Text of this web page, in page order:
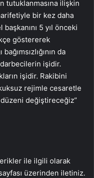
tutuklanmasına ilişkin
bir kez daha
5 yıl önceki
göstererek
da
işidir.
işidir. Rakibini
rejimle cesaretle
değiştireceğiz”
ile ilgili olarak
üzerinden iletiniz.